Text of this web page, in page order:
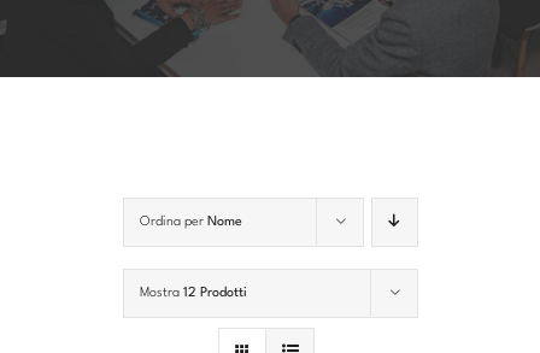
Ordina per Nome
Mostra 12 Prodotti